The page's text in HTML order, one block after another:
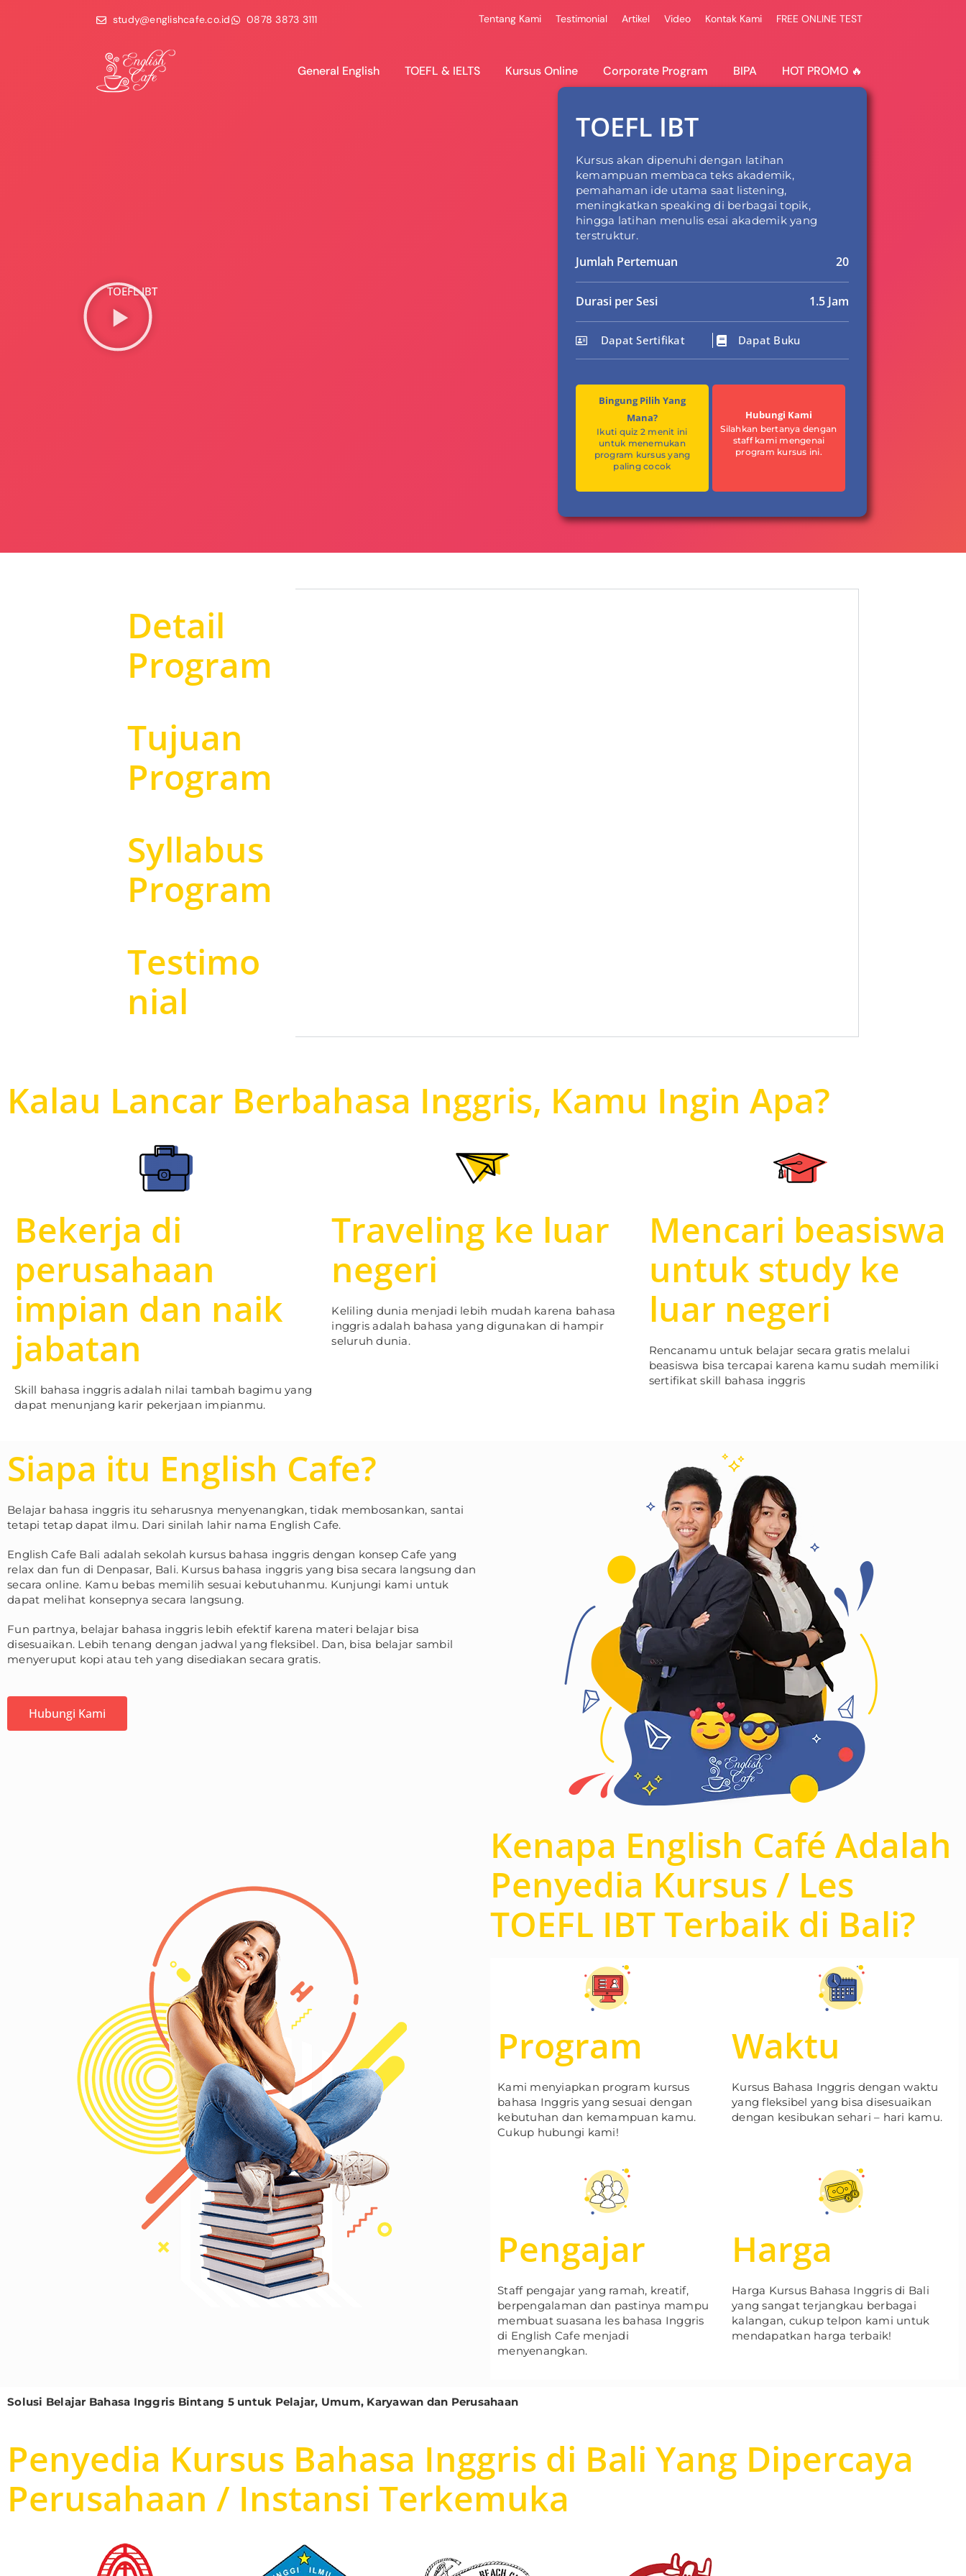
study@englishcafe.co.id 0878 3873 3111 Tentang Kami Testimonial Artikel Video Kontak Kami FREE ONLINE TEST
General English TOEFL & IELTS Kursus Online Corporate Program BIPA HOT PROMO 🔥
TOEFL IBT
TOEFL IBT
Kursus akan dipenuhi dengan latihan
kemampuan membaca teks akademik,
pemahaman ide utama saat listening,
meningkatkan speaking di berbagai topik,
hingga latihan menulis esai akademik yang
terstruktur.
Jumlah Pertemuan 20
Durasi per Sesi 1.5 Jam
Dapat Sertifikat Dapat Buku
Bingung Pilih Yang
Mana?
Ikuti quiz 2 menit ini
untuk menemukan
program kursus yang
paling cocok
Hubungi Kami
Silahkan bertanya dengan
staff kami mengenai
program kursus ini.
Detail
Program
Tujuan
Program
Syllabus
Program
Testimo
nial
Kalau Lancar Berbahasa Inggris, Kamu Ingin Apa?
Bekerja di
perusahaan
impian dan naik
jabatan
Skill bahasa inggris adalah nilai tambah bagimu yang
dapat menunjang karir pekerjaan impianmu.
Traveling ke luar
negeri
Keliling dunia menjadi lebih mudah karena bahasa
inggris adalah bahasa yang digunakan di hampir
seluruh dunia.
Mencari beasiswa
untuk study ke
luar negeri
Rencanamu untuk belajar secara gratis melalui
beasiswa bisa tercapai karena kamu sudah memiliki
sertifikat skill bahasa inggris
Siapa itu English Cafe?
Belajar bahasa inggris itu seharusnya menyenangkan, tidak membosankan, santai
tetapi tetap dapat ilmu. Dari sinilah lahir nama English Cafe.
English Cafe Bali adalah sekolah kursus bahasa inggris dengan konsep Cafe yang
relax dan fun di Denpasar, Bali. Kursus bahasa inggris yang bisa secara langsung dan
secara online. Kamu bebas memilih sesuai kebutuhanmu. Kunjungi kami untuk
dapat melihat konsepnya secara langsung.
Fun partnya, belajar bahasa inggris lebih efektif karena materi belajar bisa
disesuaikan. Lebih tenang dengan jadwal yang fleksibel. Dan, bisa belajar sambil
menyeruput kopi atau teh yang disediakan secara gratis.
Hubungi Kami
Kenapa English Café Adalah
Penyedia Kursus / Les
TOEFL IBT Terbaik di Bali?
Program
Kami menyiapkan program kursus
bahasa Inggris yang sesuai dengan
kebutuhan dan kemampuan kamu.
Cukup hubungi kami!
Waktu
Kursus Bahasa Inggris dengan waktu
yang fleksibel yang bisa disesuaikan
dengan kesibukan sehari – hari kamu.
Pengajar
Staff pengajar yang ramah, kreatif,
berpengalaman dan pastinya mampu
membuat suasana les bahasa Inggris
di English Cafe menjadi
menyenangkan.
Harga
Harga Kursus Bahasa Inggris di Bali
yang sangat terjangkau berbagai
kalangan, cukup telpon kami untuk
mendapatkan harga terbaik!
Solusi Belajar Bahasa Inggris Bintang 5 untuk Pelajar, Umum, Karyawan dan Perusahaan
Penyedia Kursus Bahasa Inggris di Bali Yang Dipercaya
Perusahaan / Instansi Terkemuka